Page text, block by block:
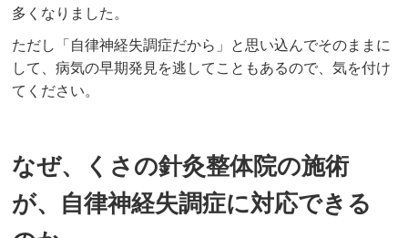
多くなりました。
ただし「自律神経失調症だから」と思い込んでそのままに
して、病気の早期発見を逃してこともあるので、気を付け
てください。
なぜ、くさの針灸整体院の施術
が、自律神経失調症に対応できる